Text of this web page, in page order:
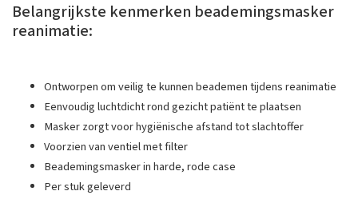
Belangrijkste kenmerken beademingsmasker
reanimatie:
Ontworpen om veilig te kunnen beademen tijdens reanimatie
Eenvoudig luchtdicht rond gezicht patiënt te plaatsen
Masker zorgt voor hygiënische afstand tot slachtoffer
Voorzien van ventiel met filter
Beademingsmasker in harde, rode case
Per stuk geleverd